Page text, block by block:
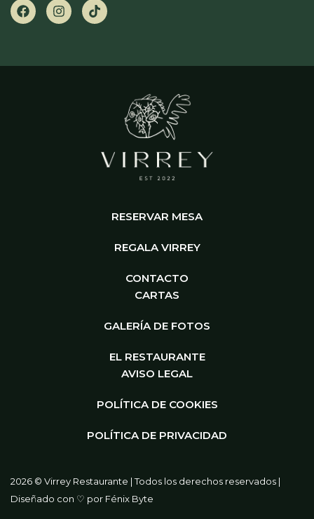
RESERVAR MESA
REGALA VIRREY
CONTACTO
CARTAS
GALERÍA DE FOTOS
EL RESTAURANTE
AVISO LEGAL
POLÍTICA DE COOKIES
POLÍTICA DE PRIVACIDAD
2026 © Virrey Restaurante | Todos los derechos reservados |
Diseñado con ♡ por Fénix Byte